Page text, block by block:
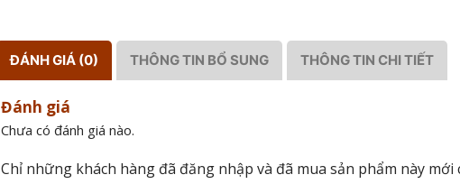
ĐÁNH GIÁ (0) THÔNG TIN BỔ SUNG THÔNG TIN CHI TIẾT
Đánh giá
Chưa có đánh giá nào.
Chỉ những khách hàng đã đăng nhập và đã mua sản phẩm này mới